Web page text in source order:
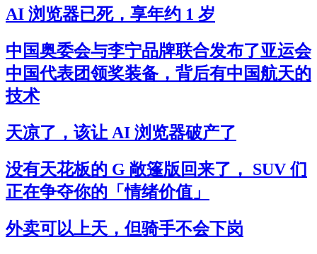
AI 浏览器已死，享年约 1 岁
中国奥委会与李宁品牌联合发布了亚运会
中国代表团领奖装备，背后有中国航天的
技术
天凉了，该让 AI 浏览器破产了
没有天花板的 G 敞篷版回来了， SUV 们
正在争夺你的「情绪价值」
外卖可以上天，但骑手不会下岗